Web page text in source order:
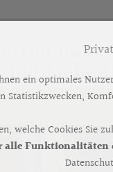
+ 2]
Mesner
ein optimales
Statistikzwecken,
welche Cookies Sie
Funktionalitäten